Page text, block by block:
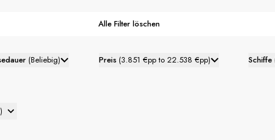
Alle Filter löschen
(Beliebig) Preis (3.851 €pp to 22.538 €pp) Schiffe
)